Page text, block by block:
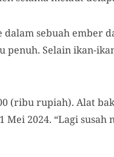
sebuah ember
Selain ikan-
(ribu rupiah). Alat
2024. “Lagi susah